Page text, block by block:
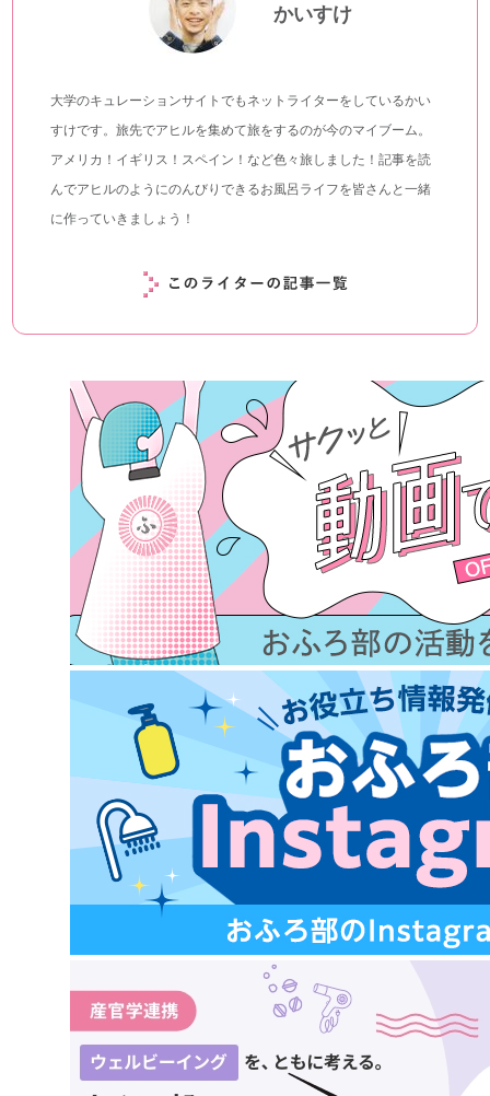
かいすけ
大学のキュレーションサイトでもネットライターをしているかい
すけです。旅先でアヒルを集めて旅をするのが今のマイブーム。
アメリカ！イギリス！スペイン！など色々旅しました！記事を読
んでアヒルのようにのんびりできるお風呂ライフを皆さんと一緒
に作っていきましょう！